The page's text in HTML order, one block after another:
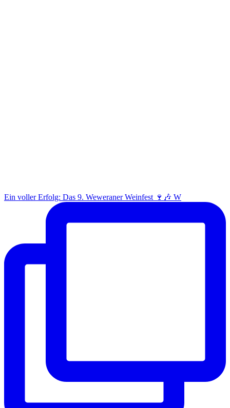
Ein voller Erfolg: Das 9. Weweraner Weinfest 🍷🎶 W